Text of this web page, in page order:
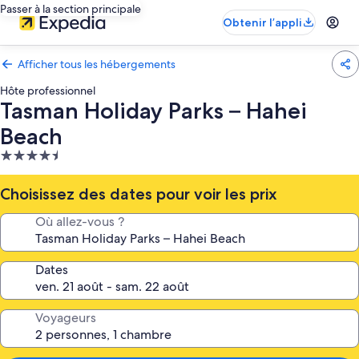
Passer à la section principale
Obtenir l’appli
Afficher tous les hébergements
Hôte professionnel
Tasman Holiday Parks – Hahei
Beach
Hébergement
4.5 étoiles
Choisissez des dates pour voir les prix
Où allez-vous ?
Dates
Voyageurs